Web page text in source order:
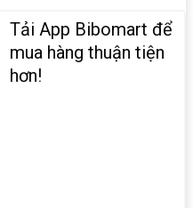
Tải App Bibomart để
mua hàng thuận tiện
hơn!